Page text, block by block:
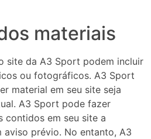
materiais
site da A3 Sport podem incluir
ou fotográficos. A3 Sport
material em seu site seja
A3 Sport pode fazer
contidos em seu site a
aviso prévio. No entanto, A3